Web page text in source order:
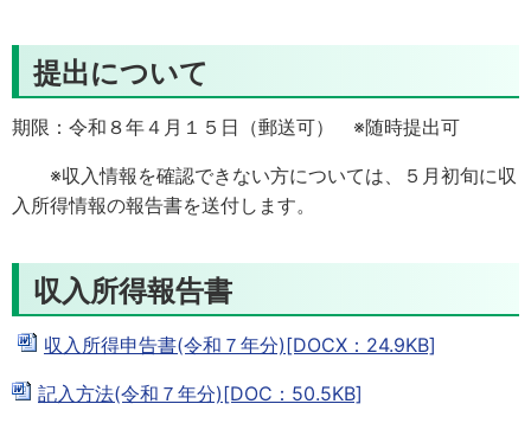
提出について
期限：令和８年４月１５日（郵送可） ※随時提出可
※収入情報を確認できない方については、５月初旬に収
入所得情報の報告書を送付します。
収入所得報告書
収入所得申告書(令和７年分)[DOCX：24.9KB]
記入方法(令和７年分)[DOC：50.5KB]